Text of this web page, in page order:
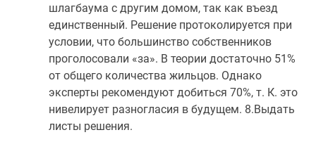
шлагбаума с другим домом, так как въезд
единственный. Решение протоколируется при
условии, что большинство собственников
проголосовали «за». В теории достаточно 51%
от общего количества жильцов. Однако
эксперты рекомендуют добиться 70%, т. К. это
нивелирует разногласия в будущем. 8.Выдать
листы решения.